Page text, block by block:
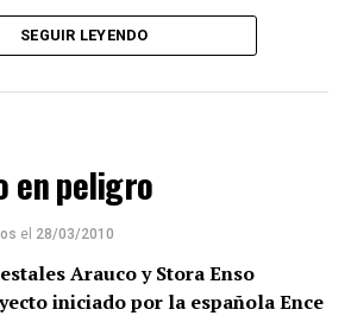
SEGUIR LEYENDO
en peligro
el 28/03/2010
Arauco y Stora Enso
iniciado por la española Ence